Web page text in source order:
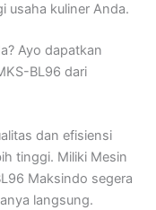
usaha kuliner Anda.
Ayo dapatkan
BL96 dari
dan efisiensi
tinggi. Miliki Mesin
Maksindo segera
langsung.